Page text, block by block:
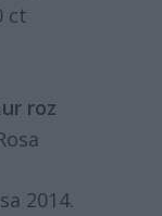
ct
roz
2014.